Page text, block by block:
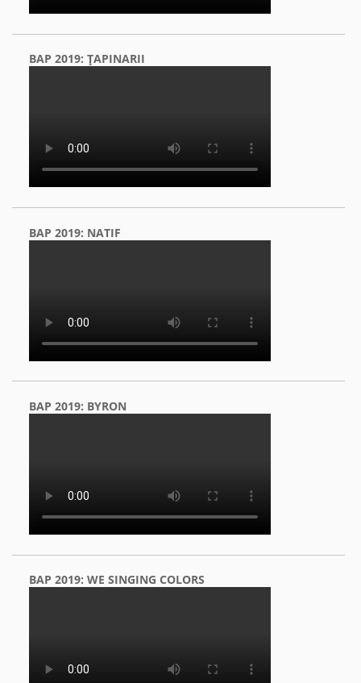
BAP 2019: ŢAPINARII
BAP 2019: NATIF
BAP 2019: BYRON
BAP 2019: WE SINGING COLORS